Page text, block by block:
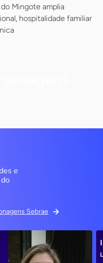
Mingote amplia
hospitalidade familiar
e
Sebrae